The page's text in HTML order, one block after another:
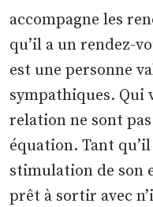
accompagne les
qu’il a un rendez-
est une personne
sympathiques. Qui
relation ne sont
équation. Tant
stimulation de son
prêt à sortir avec